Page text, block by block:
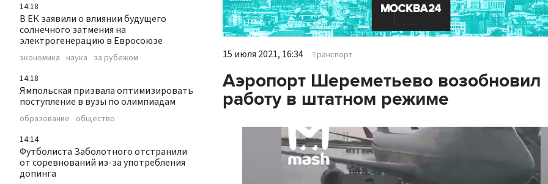
14:18
В ЕК заявили о влиянии будущего
солнечного затмения на
электрогенерацию в Евросоюзе
экономика наука за рубежом
14:18
Ямпольская призвала оптимизировать
поступление в вузы по олимпиадам
образование общество
14:14
Футболиста Заболотного отстранили
от соревнований из-за употребления
допинга
15 июля 2021, 16:34 Транспорт
Аэропорт Шереметьево возобновил
работу в штатном режиме